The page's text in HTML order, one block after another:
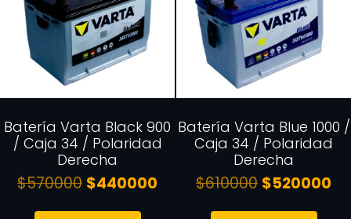
Batería Varta Black 900
/ Caja 34 / Polaridad
Derecha
$570000 $440000
Batería Varta Blue 1000 /
Caja 34 / Polaridad
Derecha
$610000 $520000